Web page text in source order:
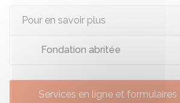
Pour en savoir plus
Fondation abritée
Services en ligne et formulaires